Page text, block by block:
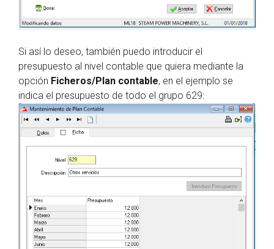
Si así lo deseo, también puedo introducir el
presupuesto al nivel contable que quiera mediante la
opción Ficheros/Plan contable, en el ejemplo se
indica el presupuesto de todo el grupo 629: